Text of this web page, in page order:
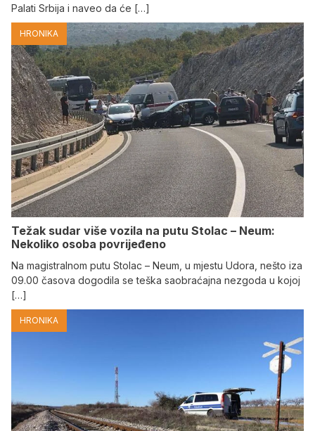
Palati Srbija i naveo da će […]
HRONIKA
Težak sudar više vozila na putu Stolac – Neum:
Nekoliko osoba povrijeđeno
Na magistralnom putu Stolac – Neum, u mjestu Udora, nešto iza
09.00 časova dogodila se teška saobraćajna nezgoda u kojoj
[…]
HRONIKA